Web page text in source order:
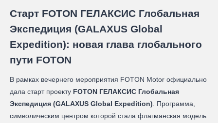
Старт FOTON ГЕЛАКСИС Глобальная
Экспедиция (GALAXUS Global
Expedition): новая глава глобального
пути FOTON
В рамках вечернего мероприятия FOTON Motor официально
дала старт проекту FOTON ГЕЛАКСИС Глобальная
Экспедиция (GALAXUS Global Expedition) . Программа,
символическим центром которой стала флагманская модель